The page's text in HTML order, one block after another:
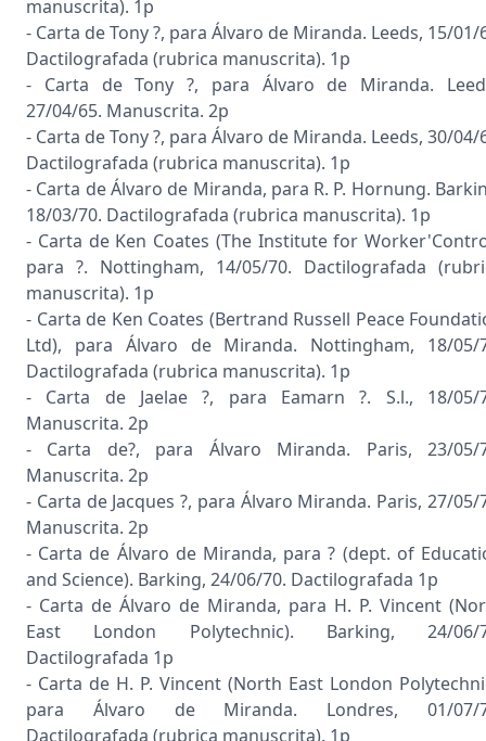
manuscrita). 1p
- Carta de Tony ?, para Álvaro de Miranda. Leeds, 15/01/
Dactilografada (rubrica manuscrita). 1p
- Carta de Tony ?, para Álvaro de Miranda.
27/04/65. Manuscrita. 2p
- Carta de Tony ?, para Álvaro de Miranda. Leeds, 30/04/
Dactilografada (rubrica manuscrita). 1p
- Carta de Álvaro de Miranda, para R. P. Hornung.
18/03/70. Dactilografada (rubrica manuscrita). 1p
- Carta de Ken Coates (The Institute for
para ?. Nottingham, 14/05/70. Dactilografada
manuscrita). 1p
- Carta de Ken Coates (Bertrand Russell Peace
Ltd), para Álvaro de Miranda. Nottingham, 18/05/
Dactilografada (rubrica manuscrita). 1p
- Carta de Jaelae ?, para Eamarn ?. S.l., 18/05/
Manuscrita. 2p
- Carta de?, para Álvaro Miranda. Paris, 23/05/
Manuscrita. 2p
- Carta de Jacques ?, para Álvaro Miranda. Paris, 27/05/
Manuscrita. 2p
- Carta de Álvaro de Miranda, para ? (dept. of
and Science). Barking, 24/06/70. Dactilografada 1p
- Carta de Álvaro de Miranda, para H. P. Vincent
East London Polytechnic). Barking, 24/06/
Dactilografada 1p
- Carta de H. P. Vincent (North East London
para Álvaro de Miranda. Londres, 01/07/
Dactilografada (rubrica manuscrita). 1p